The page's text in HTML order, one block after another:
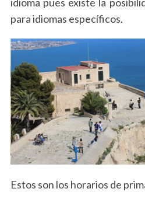
para idiomas específicos.
Estos son los horarios de